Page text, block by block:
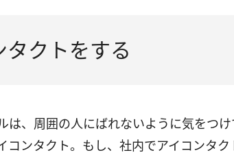
タクトをする
は、周囲の人にばれないように気をつ
コンタクト。もし、社内でアイコンタ